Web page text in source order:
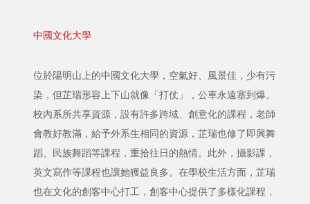
中國文化大學
位於陽明山上的中國文化大學，空氣好、風景佳，少有污
染，但芷瑞形容上下山就像「打仗」，公車永遠塞到爆。
校內系所共享資源，設有許多跨域、創意化的課程，老師
會教好教滿，給予外系生相同的資源，芷瑞也修了即興舞
蹈、民族舞蹈等課程，重拾往日的熱情。此外，攝影課，
英文寫作等課程也讓她獲益良多。在學校生活方面，芷瑞
也在文化的創客中心打工，創客中心提供了多樣化課程，